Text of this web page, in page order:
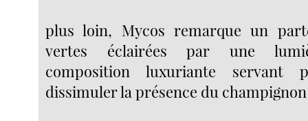
plus loin, Mycos remarque un
vertes éclairées par une
composition luxuriante servant
dissimuler la présence du champignon